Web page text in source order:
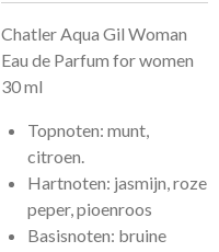
Chatler Aqua Gil Woman
Eau de Parfum for women
30 ml
Topnoten: munt,
citroen.
Hartnoten: jasmijn, roze
peper, pioenroos
Basisnoten: bruine